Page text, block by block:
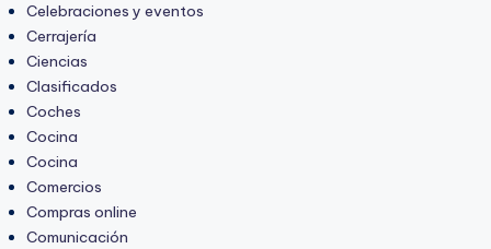
Celebraciones y eventos
Cerrajería
Ciencias
Clasificados
Coches
Cocina
Cocina
Comercios
Compras online
Comunicación